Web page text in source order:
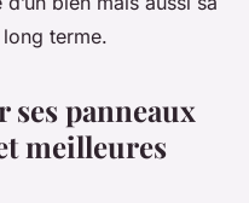
terme.
panneaux
meilleures